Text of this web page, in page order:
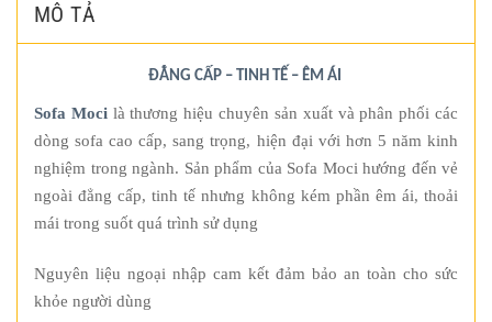
MÔ TẢ
ĐẲNG CẤP – TINH TẾ – ÊM ÁI
Sofa Mocilà thương hiệu chuyên sản xuất và phân phối các
dòng sofa cao cấp, sang trọng, hiện đại với hơn 5 năm kinh
nghiệm trong ngành. Sản phẩm của Sofa Moci hướng đến vẻ
ngoài đẳng cấp, tinh tế nhưng không kém phần êm ái, thoải
mái trong suốt quá trình sử dụng
Nguyên liệu ngoại nhập cam kết đảm bảo an toàn cho sức
khỏe người dùng